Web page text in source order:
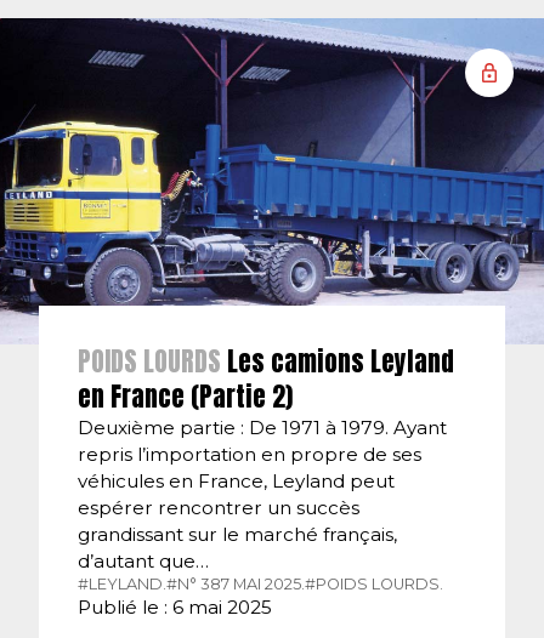
POIDS LOURDS Les camions Leyland
en France (Partie 2)
Deuxième partie : De 1971 à 1979. Ayant
repris l’importation en propre de ses
véhicules en France, Leyland peut
espérer rencontrer un succès
grandissant sur le marché français,
d’autant que…
#LEYLAND. #N° 387 MAI 2025. #POIDS LOURDS.
Publié le : 6 mai 2025